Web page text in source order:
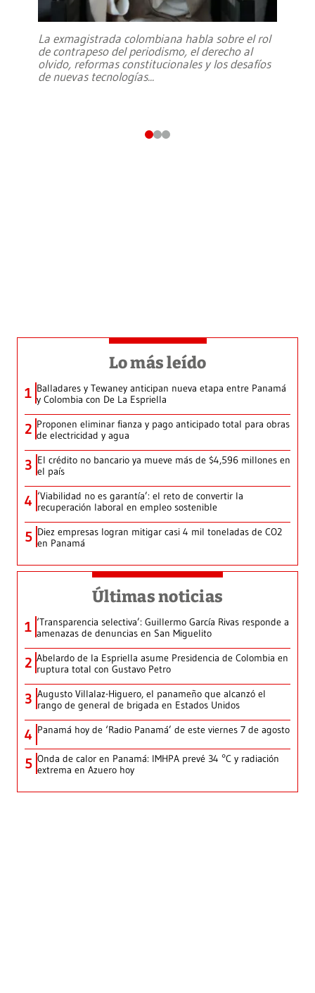
La exmagistrada colombiana habla sobre el rol
de contrapeso del periodismo, el derecho al
olvido, reformas constitucionales y los desafíos
de nuevas tecnologías...
Lo más leído
1 Balladares y Tewaney anticipan nueva etapa entre Panamá
y Colombia con De La Espriella
2 Proponen eliminar fianza y pago anticipado total para obras
de electricidad y agua
3 El crédito no bancario ya mueve más de $4,596 millones en
el país
4 ‘Viabilidad no es garantía’: el reto de convertir la
recuperación laboral en empleo sostenible
5 Diez empresas logran mitigar casi 4 mil toneladas de CO2
en Panamá
Últimas noticias
1 ‘Transparencia selectiva’: Guillermo García Rivas responde a
amenazas de denuncias en San Miguelito
2 Abelardo de la Espriella asume Presidencia de Colombia en
ruptura total con Gustavo Petro
3 Augusto Villalaz-Higuero, el panameño que alcanzó el
rango de general de brigada en Estados Unidos
4 Panamá hoy de ‘Radio Panamá’ de este viernes 7 de agosto
5 Onda de calor en Panamá: IMHPA prevé 34 °C y radiación
extrema en Azuero hoy